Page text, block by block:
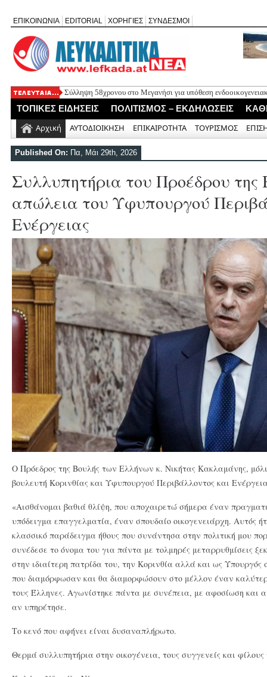
ΕΠΙΚΟΙΝΩΝΙΑ EDITORIAL ΧΟΡΗΓΙΕΣ ΣΥΝΔΕΣΜΟΙ
Σύλληψη 58χρονου στο Μεγανήσι για υπόθεση
Δύο συλλήψεις για κατοχή κάνναβης στη Λευκάδα στο πλαίσιο
Mέχρι τον Άγιο Νικόλαο Βόνιτσας έφτανε σήμερα το
Αφιέρωμα στον Ηλία Λογοθέτη απόψε στο Κηποθέατρο
Γράμμο
ΤΟΠΙΚΕΣ ΕΙΔΗΣΕΙΣ ΠΟΛΙΤΙΣΜΟΣ – ΕΚΔΗΛΩΣΕΙΣ
Αρχική ΑΥΤΟΔΙΟΙΚΗΣΗ ΕΠΙΚΑΙΡΟΤΗΤΑ ΤΟΥΡΙΣΜΟΣ
Published On: Πα, Μάι 29th, 2026
Συλλυπητήρια του Προέδρου της
απώλεια του Υφυπουργού
Ενέργειας
Ο Πρόεδρος της Βουλής των Ελλήνων κ. Νικήτας Κακλαμάνης,
βουλευτή Κορινθίας και Υφυπουργού Περιβάλλοντος και
«Αισθάνομαι βαθιά θλίψη, που αποχαιρετώ σήμερα έναν
υπόδειγμα επαγγελματία, έναν σπουδαίο οικογενειάρχη. Αυτός
κλασσικό παράδειγμα ήθους που συνάντησα στην πολιτική μου
συνέδεσε το όνομα του για πάντα με τολμηρές μεταρρυθμίσεις
στην ιδιαίτερη πατρίδα του, την Κορινθία αλλά και ως Υπουργός
που διαμόρφωσαν και θα διαμορφώσουν στο μέλλον έναν
τους Έλληνες. Αγωνίστηκε πάντα με συνέπεια, με αφοσίωση και
αν υπηρέτησε.
Το κενό που αφήνει είναι δυσαναπλήρωτο.
Θερμά συλλυπητήρια στην οικογένεια, τους συγγενείς και φίλους